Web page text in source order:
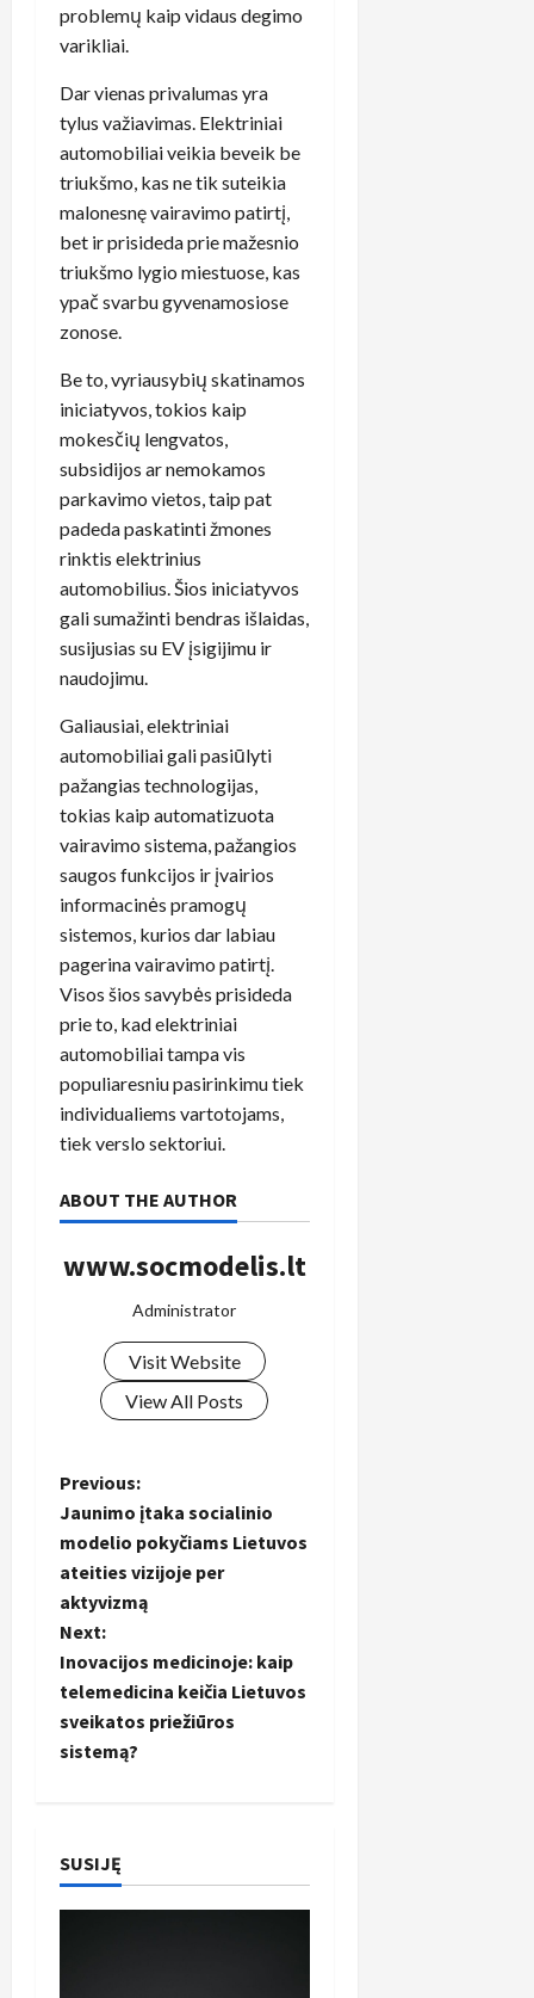
problemų kaip vidaus degimo
varikliai.
Dar vienas privalumas yra
tylus važiavimas. Elektriniai
automobiliai veikia beveik be
triukšmo, kas ne tik suteikia
malonesnę vairavimo patirtį,
bet ir prisideda prie mažesnio
triukšmo lygio miestuose, kas
ypač svarbu gyvenamosiose
zonose.
Be to, vyriausybių skatinamos
iniciatyvos, tokios kaip
mokesčių lengvatos,
subsidijos ar nemokamos
parkavimo vietos, taip pat
padeda paskatinti žmones
rinktis elektrinius
automobilius. Šios iniciatyvos
gali sumažinti bendras išlaidas,
susijusias su EV įsigijimu ir
naudojimu.
Galiausiai, elektriniai
automobiliai gali pasiūlyti
pažangias technologijas,
tokias kaip automatizuota
vairavimo sistema, pažangios
saugos funkcijos ir įvairios
informacinės pramogų
sistemos, kurios dar labiau
pagerina vairavimo patirtį.
Visos šios savybės prisideda
prie to, kad elektriniai
automobiliai tampa vis
populiaresniu pasirinkimu tiek
individualiems vartotojams,
tiek verslo sektoriui.
ABOUT THE AUTHOR
www.socmodelis.lt
Administrator
Visit Website
View All Posts
P
o
s
t
n
a
g
Previous:
Jaunimo įtaka socialinio
modelio pokyčiams Lietuvos
ateities vizijoje per
aktyvizmą
Next:
Inovacijos medicinoje: kaip
telemedicina keičia Lietuvos
sveikatos priežiūros
sistemą?
SUSIJĘ